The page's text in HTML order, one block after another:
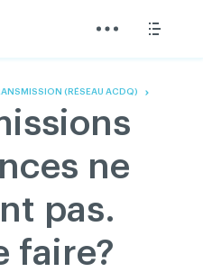
(RÉSEAU ACDQ)
ne
pas.
faire?
VERT
Partager
Youtube